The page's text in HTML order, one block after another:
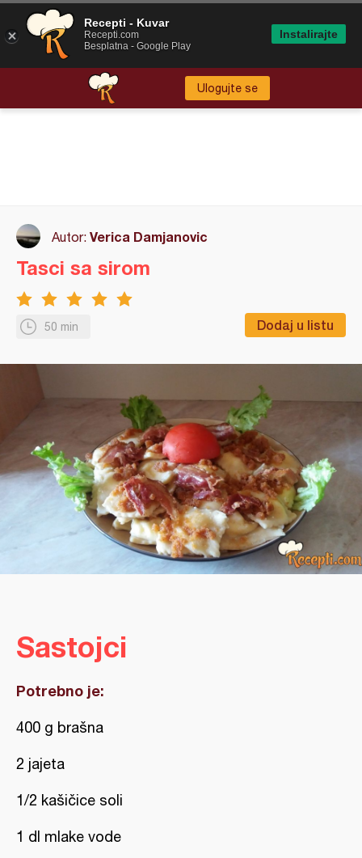
Ulogujte se
Autor: Verica Damjanovic
50 min Dodaj u listu
Tasci sa sirom
Sastojci
Potrebno je:
400 g brašna
2 jajeta
1/2 kašičice soli
1 dl mlake vode
Recepti - Kuvar
Recepti.com
Besplatna - Google Play
Instalirajte